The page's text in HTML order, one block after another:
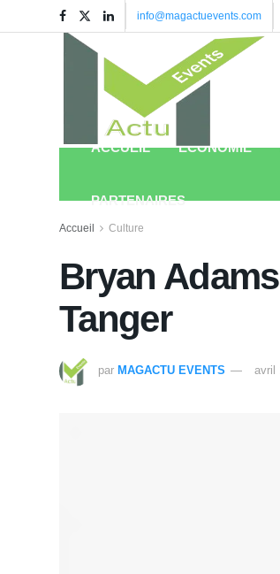
info@magactuevents.com
ACCUEIL ÉCONOMIE
PARTENAIRES
Accueil Culture
Bryan
Tanger
par MAGACTU EVENTS avril